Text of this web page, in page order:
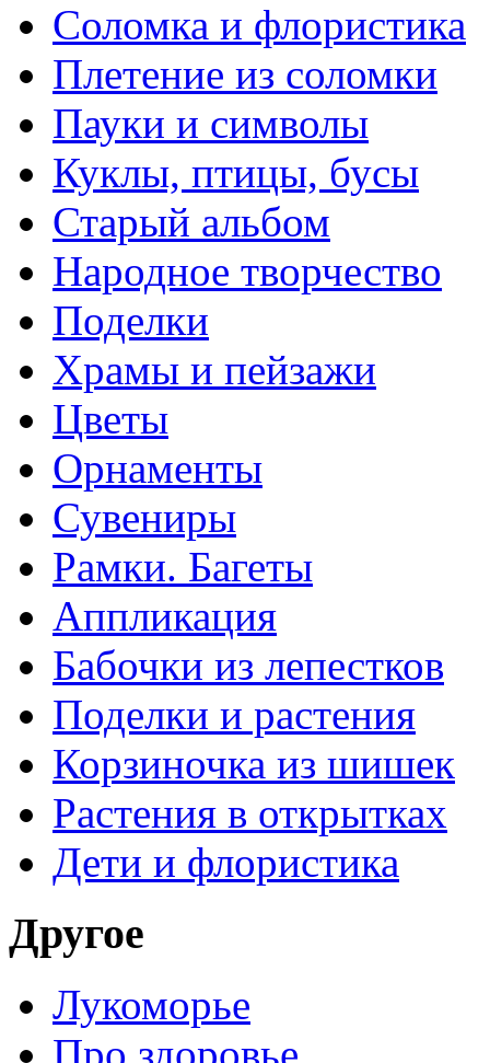
Соломка и флористика
Плетение из соломки
Пауки и символы
Куклы, птицы, бусы
Старый альбом
Народное творчество
Поделки
Храмы и пейзажи
Цветы
Орнаменты
Сувениры
Рамки. Багеты
Аппликация
Бабочки из лепестков
Поделки и растения
Корзиночка из шишек
Растения в открытках
Дети и флористика
Другое
Лукоморье
Про здоровье